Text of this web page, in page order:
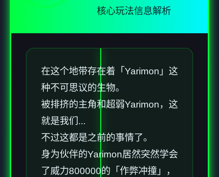
核心玩法信息解析
在这个地带存在着「Yarimon」这
种不可思议的生物。
被排挤的主角和超弱Yarimon，这
就是我们...
不过这都是之前的事情了。
身为伙伴的Yarimon居然突然学会
了威力800000的「作弊冲撞」，